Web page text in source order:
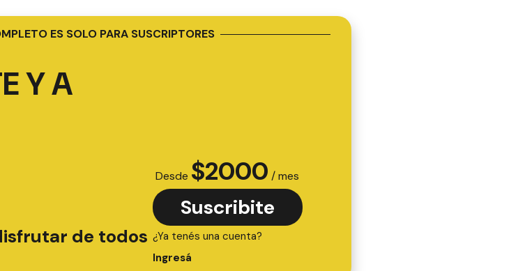
ES SOLO PARA SUSCRIPTORES
Y A
de todos
Desde $2000 / mes
Suscribite
¿Ya tenés una cuenta?
Ingresá